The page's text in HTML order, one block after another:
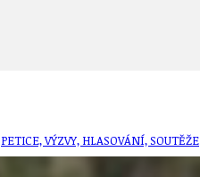
PETICE, VÝZVY, HLASOVÁNÍ, SOUTĚŽE